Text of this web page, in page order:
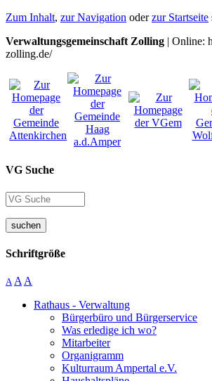
Zum Inhalt, zur Navigation oderzur Startseite
Verwaltungsgemeinschaft Zolling | Online:
zolling.de/
VG Suche
suchen
Schriftgröße
A A A
Rathaus - Verwaltung
Bürgerbüro und Bürgerservice
Was erledige ich wo?
Mitarbeiter
Organigramm
Kulturraum Ampertal e.V.